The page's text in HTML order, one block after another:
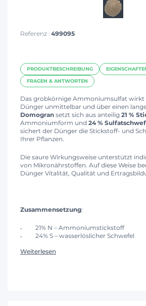
Referenz : 499095
PRODUKTBESCHREIBUNG
FRAGEN & ANTWORTEN
Das grobkörnige Ammoniumsulfat wirkt
Dünger unmittelbar und über einen
Domogran setzt sich aus anteilig 21 %
Ammoniumform und 24 %
sichert der Dünger die Stickstoff- und
Ihrer Pflanzen.
Die saure Wirkungsweise unterstützt
von Mikronährstoffen. Auf diese Weise
Dünger Vitalität, Qualität und
Zusammensetzung:
21% N – Ammoniumstickstoff
24% S – wasserlöslicher Schwefel
Weiterlesen